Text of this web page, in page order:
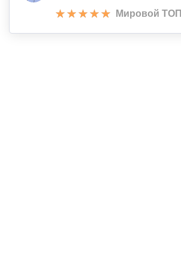
Мировой ТОП